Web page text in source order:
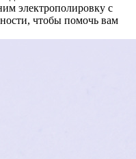
электрополировку с
чтобы помочь вам